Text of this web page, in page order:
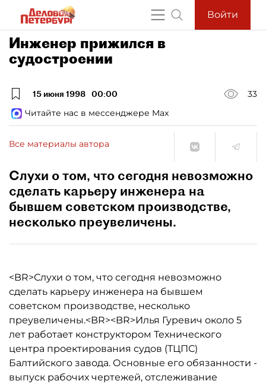
Войти
Инженер прижился в
судостроении
15 июня 1998 00:00
33
Читайте нас в мессенджере Max
Все материалы автора
Слухи о том, что сегодня невозможно
сделать карьеру инженера на
бывшем советском производстве,
несколько преувеличены.
<BR>Слухи о том, что сегодня невозможно
сделать карьеру инженера на бывшем
советском производстве, несколько
преувеличены.<BR><BR>Илья Гуревич около 5
лет работает конструктором Технического
центра проектирования судов (ТЦПС)
Балтийского завода. Основные его обязанности -
выпуск рабочих чертежей, отслеживание